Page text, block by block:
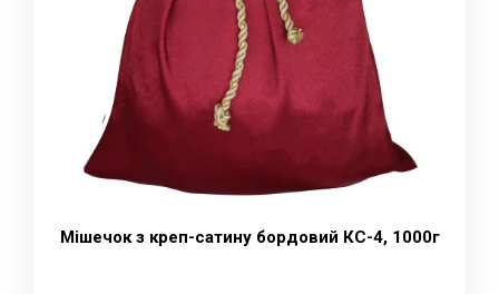
Мішечок з креп-сатину бордовий КС-4, 1000г